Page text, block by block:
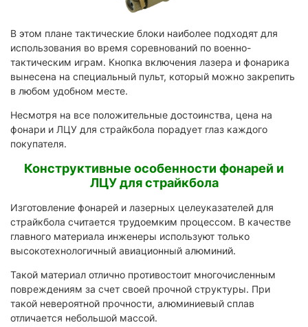
В этом плане тактические блоки наиболее подходят для
использования во время соревнований по военно-
тактическим играм. Кнопка включения лазера и фонарика
вынесена на специальный пульт, который можно закрепить
в любом удобном месте.
Несмотря на все положительные достоинства, цена на
фонари и ЛЦУ для страйкбола порадует глаз каждого
покупателя.
Конструктивные особенности фонарей и
ЛЦУ для страйкбола
Изготовление фонарей и лазерных целеуказателей для
страйкбола считается трудоемким процессом. В качестве
главного материала инженеры используют только
высокотехнологичный авиационный алюминий.
Такой материал отлично противостоит многочисленным
повреждениям за счет своей прочной структуры. При
такой невероятной прочности, алюминиевый сплав
отличается небольшой массой.